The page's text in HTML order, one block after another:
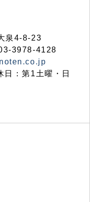
泉4-8-23
3978-4128
：第1土曜・日